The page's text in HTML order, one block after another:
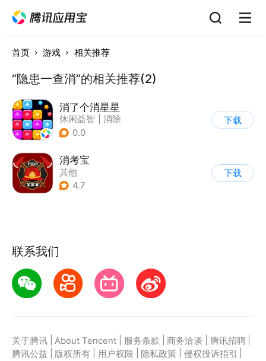
首页 游戏 相关推荐
“隐患一查消”的相关推荐(2)
消了个消星星
休闲益智
消除
0.0
下载
消考宝
其他
4.7
下载
联系我们
关于腾讯 About Tencent 服务条款 商务洽谈 腾讯招聘
腾讯公益
版权所有 用户权限 隐私政策 侵权投诉指引